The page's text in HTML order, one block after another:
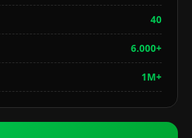
40
6.000+
1M+